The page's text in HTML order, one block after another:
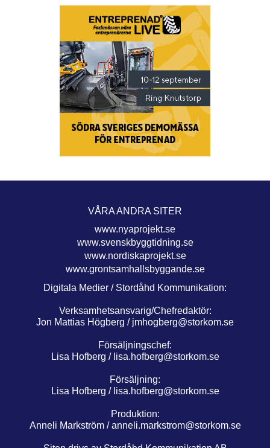
VÅRA ANDRA SITER
www.nyaprojekt.se
www.svenskbyggtidning.se
www.nordiskaprojekt.se
www.grontsamhallsbyggande.se
Digitala Medier / Stordåhd Kommunikation:
Verksamhetsansvarig/Chefredaktör:
Jon Mattias Högberg / jmhogberg@storkom.se
Försäljningschef:
Lisa Hofberg / lisa.hofberg@storkom.se
Försäljning:
Lisa Hofberg / lisa.hofberg@storkom.se
Produktion:
Anneli Markström /anneli.markstrom@storkom.se